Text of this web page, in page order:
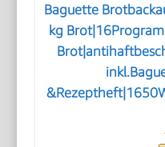
Baguette
kg